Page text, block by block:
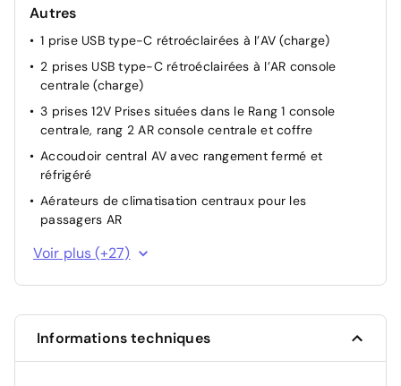
Rétroviseur intérieur électrochrome
TCS (Contrôle de la traction)
Témoin de non-bouclage des ceintures de sécurité
conducteur et passager
Volant chauffant
Autres
1 prise USB type-C rétroéclairées à l’AV (charge)
2 prises USB type-C rétroéclairées à l’AR console
centrale (charge)
3 prises 12V Prises situées dans le Rang 1 console
centrale, rang 2 AR console centrale et coffre
Accoudoir central AV avec rangement fermé et
réfrigéré
Aérateurs de climatisation centraux pour les
passagers AR
Affichage Tête Haute Etendu
Comprend 4 caméras haute définition ainsi que 8
Voir plus (+27)
Informations techniques